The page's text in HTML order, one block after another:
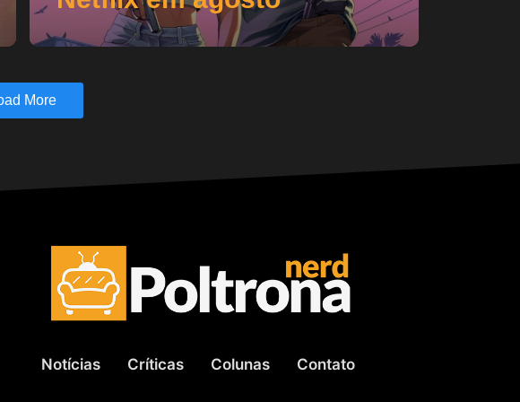
More
Notícias Críticas Colunas Contato